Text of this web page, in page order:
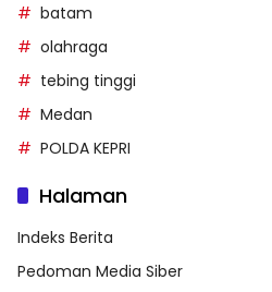
batam
olahraga
tebing tinggi
Medan
POLDA KEPRI
Halaman
Indeks Berita
Pedoman Media Siber